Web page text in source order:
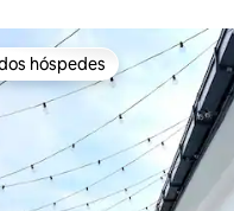
preferidos dos
hóspedes